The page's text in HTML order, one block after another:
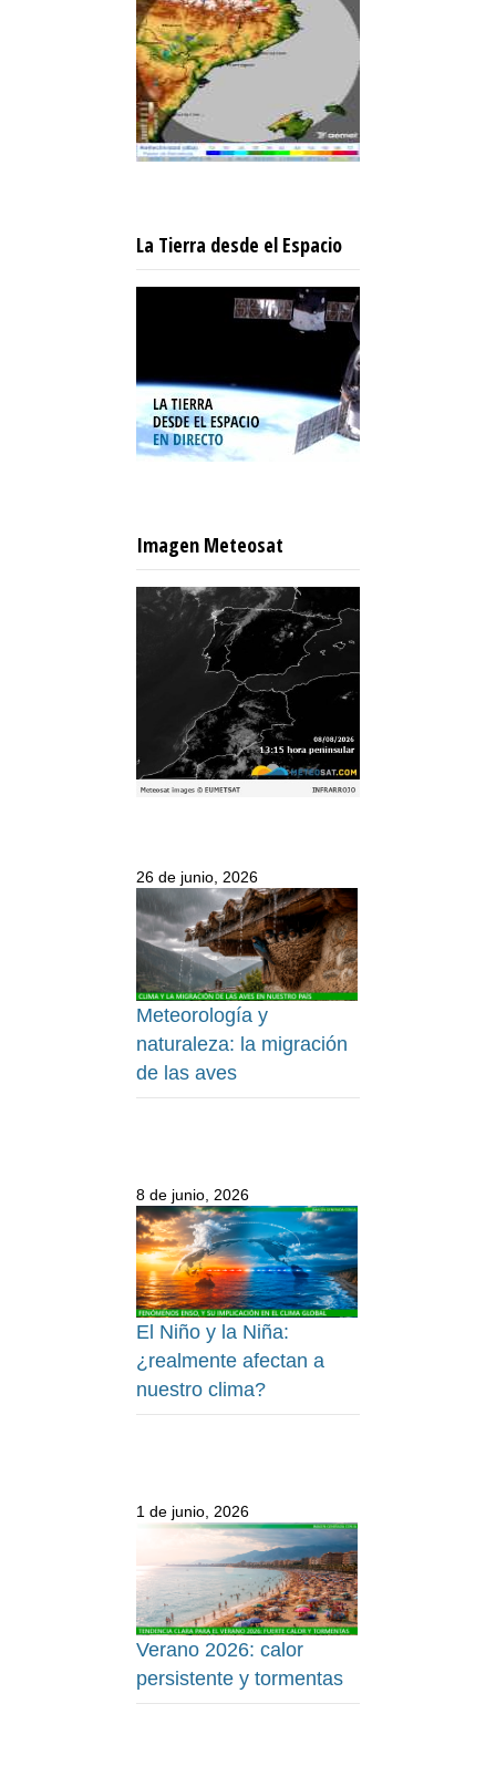
La Tierra desde el Espacio
Imagen Meteosat
26 de junio, 2026
Meteorología y
naturaleza: la migración
de las aves
8 de junio, 2026
El Niño y la Niña:
¿realmente afectan a
nuestro clima?
1 de junio, 2026
Verano 2026: calor
persistente y tormentas